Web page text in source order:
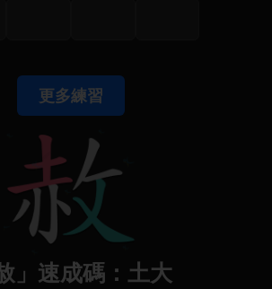
更多練習
」速成碼：土大